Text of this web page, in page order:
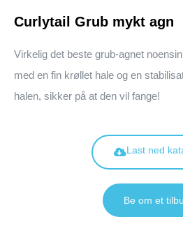
Curlytail Grub mykt agn
Virkelig det beste grub-agnet
med en fin krøllet hale og en
halen, sikker på at den vil fange!
Last ned
Be om et